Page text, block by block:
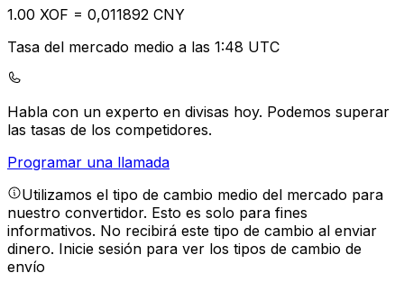
1.00 XOF = 0,011892 CNY
Tasa del mercado medio a las 1:48 UTC
Habla con un experto en divisas hoy. Podemos superar
las tasas de los competidores.
Programar una llamada
Utilizamos el tipo de cambio medio del mercado para
nuestro convertidor. Esto es solo para fines
informativos. No recibirá este tipo de cambio al enviar
dinero. Inicie sesión para ver los tipos de cambio de
envío